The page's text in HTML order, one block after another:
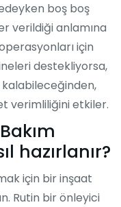
boş boş
verildiği anlamına
için
destekliyorsa,
verimliliğini etkiler.
hazırlanır?
için bir inşaat
Rutin bir önleyici